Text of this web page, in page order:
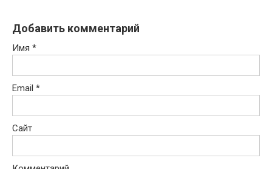
Добавить комментарий
Имя *
Email *
Сайт